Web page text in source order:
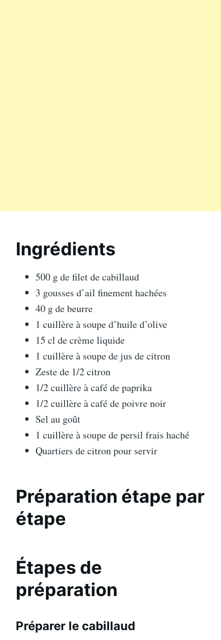
Ingrédients
500 g de filet de cabillaud
3 gousses d’ail finement hachées
40 g de beurre
1 cuillère à soupe d’huile d’olive
15 cl de crème liquide
1 cuillère à soupe de jus de citron
Zeste de 1/2 citron
1/2 cuillère à café de paprika
1/2 cuillère à café de poivre noir
Sel au goût
1 cuillère à soupe de persil frais haché
Quartiers de citron pour servir
Préparation étape par
étape
Étapes de
préparation
Préparer le cabillaud